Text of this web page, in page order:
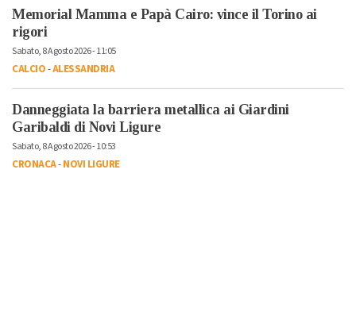
Memorial Mamma e Papà Cairo: vince il Torino ai
rigori
Sabato, 8 Agosto 2026 - 11:05
CALCIO-ALESSANDRIA
Danneggiata la barriera metallica ai Giardini
Garibaldi di Novi Ligure
Sabato, 8 Agosto 2026 - 10:53
CRONACA-NOVI LIGURE